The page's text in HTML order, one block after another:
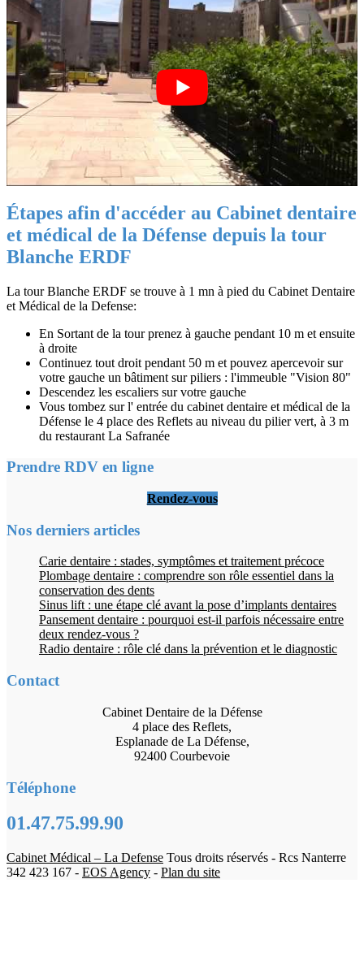
Étapes afin d'accéder au Cabinet dentaire
et médical de la Défense depuis la tour
Blanche ERDF
La tour Blanche ERDF se trouve à 1 mn à pied du Cabinet Dentaire
et Médical de la Defense:
En Sortant de la tour prenez à gauche pendant 10 m et ensuite
à droite
Continuez tout droit pendant 50 m et pouvez apercevoir sur
votre gauche un bâtiment sur piliers : l'immeuble "Vision 80"
Descendez les escaliers sur votre gauche
Vous tombez sur l' entrée du cabinet dentaire et médical de la
Défense le 4 place des Reflets au niveau du pilier vert, à 3 m
du restaurant La Safranée
Prendre RDV en ligne
Rendez-vous
Nos derniers articles
Carie dentaire : stades, symptômes et traitement précoce
Plombage dentaire : comprendre son rôle essentiel dans la
conservation des dents
Sinus lift : une étape clé avant la pose d’implants dentaires
Pansement dentaire : pourquoi est-il parfois nécessaire entre
deux rendez-vous ?
Radio dentaire : rôle clé dans la prévention et le diagnostic
Contact
Cabinet Dentaire de la Défense
4 place des Reflets,
Esplanade de La Défense,
92400 Courbevoie
Téléphone
01.47.75.99.90
Cabinet Médical – La Defense Tous droits réservés - Rcs Nanterre
342 423 167 - EOS Agency - Plan du site